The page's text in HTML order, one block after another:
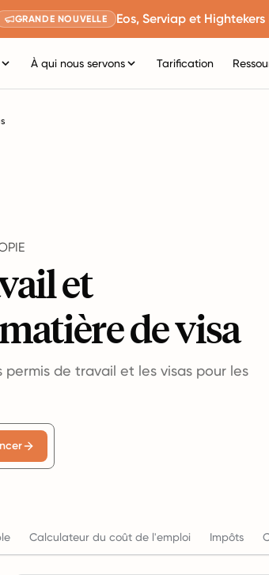
GRANDE NOUVELLE Eos, Serviap et
À qui nous servons Tarification
et
de visa
de travail et les visas pour les
Calculateur du coût de l'emploi Impôts